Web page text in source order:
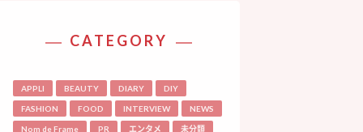
CATEGORY
APPLI BEAUTY DIARY DIY
FASHION FOOD INTERVIEW NEWS
Nom de Frame PR エンタメ 未分類